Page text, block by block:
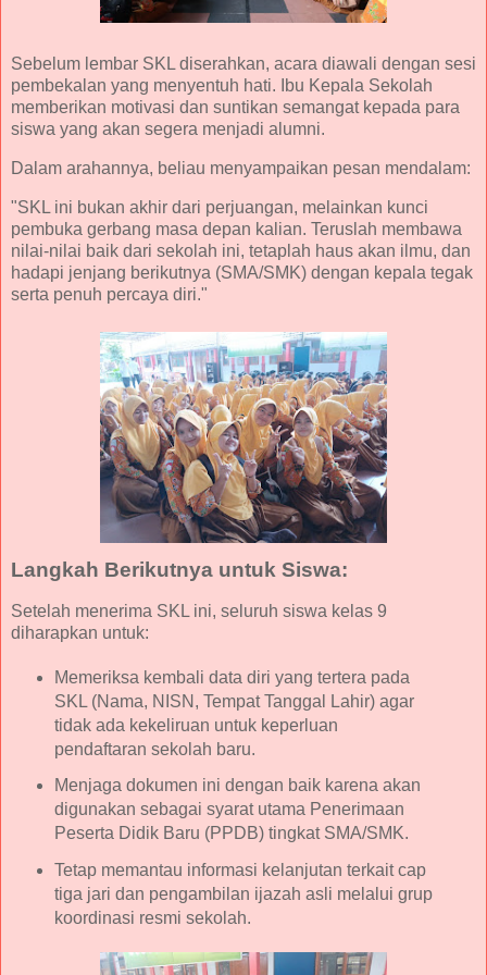
Sebelum lembar SKL diserahkan, acara diawali dengan sesi
pembekalan yang menyentuh hati. Ibu Kepala Sekolah
memberikan motivasi dan suntikan semangat kepada para
siswa yang akan segera menjadi alumni.
Dalam arahannya, beliau menyampaikan pesan mendalam:
"SKL ini bukan akhir dari perjuangan, melainkan kunci
pembuka gerbang masa depan kalian. Teruslah membawa
nilai-nilai baik dari sekolah ini, tetaplah haus akan ilmu, dan
hadapi jenjang berikutnya (SMA/SMK) dengan kepala tegak
serta penuh percaya diri."
Langkah Berikutnya untuk Siswa:
Setelah menerima SKL ini, seluruh siswa kelas 9
diharapkan untuk:
Memeriksa kembali data diri yang tertera pada
SKL (Nama, NISN, Tempat Tanggal Lahir) agar
tidak ada kekeliruan untuk keperluan
pendaftaran sekolah baru.
Menjaga dokumen ini dengan baik karena akan
digunakan sebagai syarat utama Penerimaan
Peserta Didik Baru (PPDB) tingkat SMA/SMK.
Tetap memantau informasi kelanjutan terkait cap
tiga jari dan pengambilan ijazah asli melalui grup
koordinasi resmi sekolah.